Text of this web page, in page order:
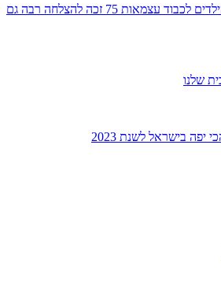
הלב של טבעון – טקס גני הילדים לכבוד עצמאות 75 זכה להצלחה רבה גם
שלנו
בישראל לשנת 2023